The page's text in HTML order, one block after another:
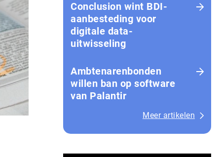
Conclusion wint BDI-
aanbesteding voor
digitale data-
uitwisseling
Ambtenarenbonden
willen ban op software
van Palantir
Meer artikelen